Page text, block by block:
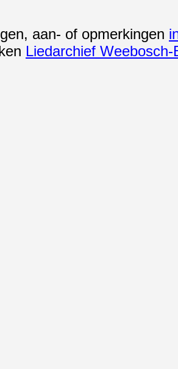
aan- of opmerkingen
Liedarchief Weebosch-